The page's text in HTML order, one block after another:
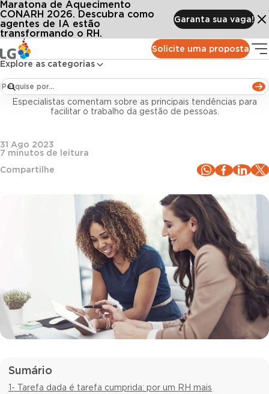
Solicite uma proposta
Explore as categorias
Maratona de Aquecimento
CONARH 2026. Descubra como
agentes de IA estão
transformando o RH.
Garanta sua vaga!
Conteúdos Blog LG
5 motivos definitivos para você adotar tecnologia em RH
Tecnologia e Inovação
5 motivos definitivos para você adotar tecnologia
em RH
Especialistas comentam sobre as principais tendências para
facilitar o trabalho da gestão de pessoas.
31 Ago 2023
7 minutos de leitura
Compartilhe
Sumário
1- Tarefa dada é tarefa cumprida: por um RH mais